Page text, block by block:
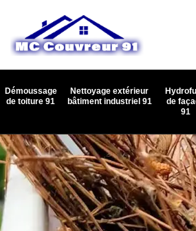
Démoussage
de toiture 91
Nettoyage extérieur
bâtiment industriel 91
de
91